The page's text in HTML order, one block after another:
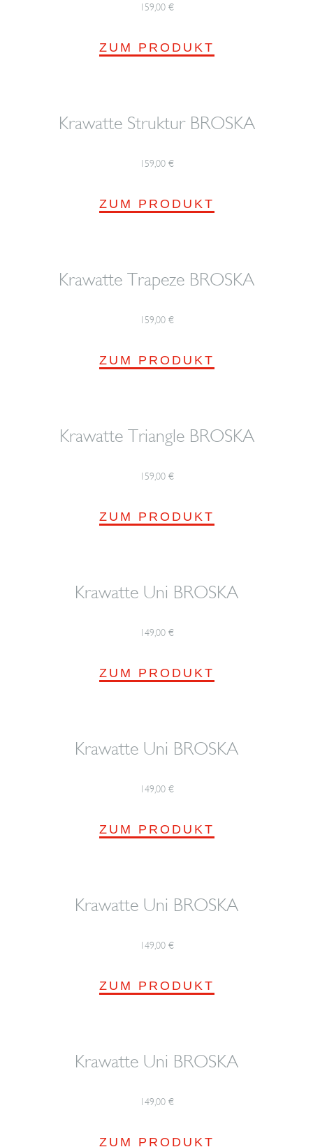
159,00 €
ZUM PRODUKT
Krawatte Struktur BROSKA
159,00 €
ZUM PRODUKT
Krawatte Trapeze BROSKA
159,00 €
ZUM PRODUKT
Krawatte Triangle BROSKA
159,00 €
ZUM PRODUKT
Krawatte Uni BROSKA
149,00 €
ZUM PRODUKT
Krawatte Uni BROSKA
149,00 €
ZUM PRODUKT
Krawatte Uni BROSKA
149,00 €
ZUM PRODUKT
Krawatte Uni BROSKA
149,00 €
ZUM PRODUKT